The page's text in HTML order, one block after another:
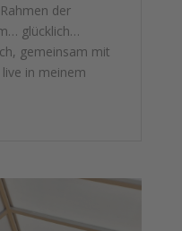
der
glücklich…
gemeinsam mit
in meinem